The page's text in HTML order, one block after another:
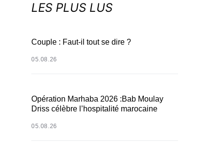
LES PLUS LUS
Couple : Faut-il tout se dire ?
05.08.26
Opération Marhaba 2026 :Bab Moulay
Driss célèbre l’hospitalité marocaine
05.08.26